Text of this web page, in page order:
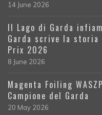
14 June 2026
Il Lago di Garda
Garda scrive la storia
Prix 2026
8 June 2026
Magenta Foiling
Campione del Garda
20 May 2026